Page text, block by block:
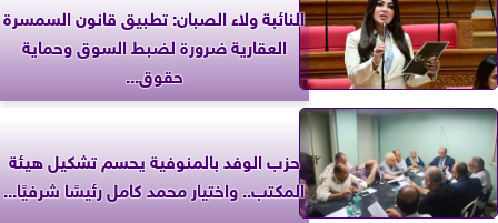
النائبة ولاء الصبان: تطبيق قانون السمسرة
العقارية ضرورة لضبط السوق وحماية
حقوق...
حزب الوفد بالمنوفية يحسم تشكيل هيئة
المكتب.. واختيار محمد كامل رئيسًا شرفيًا...